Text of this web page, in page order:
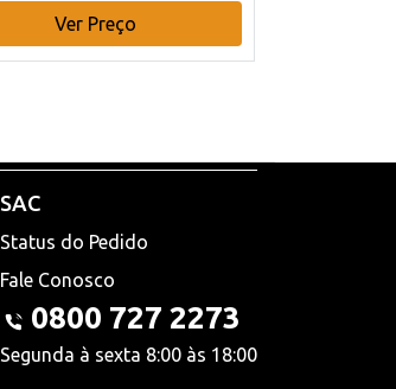
Ver Preço
SAC
Status do Pedido
Fale Conosco
0800 727 2273
Segunda à sexta 8:00 às 18:00